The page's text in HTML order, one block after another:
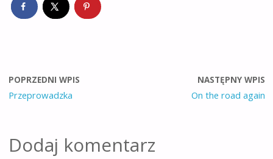
POPRZEDNI WPIS
Przeprowadzka
NASTĘPNY WPIS
On the road again
Dodaj komentarz